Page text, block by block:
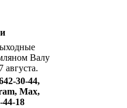
Валу
августа.
30-44,
Max,
18